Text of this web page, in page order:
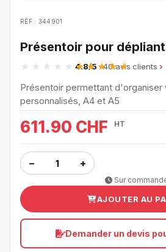
RÉF : 344901
Présentoir pour
4.8/5· 40 avis clients
Présentoir permettant d'organiser
personnalisés, A4 et A5
611.90 CHF HT
− +
Sur
AJOUTER AU
Demander un devis